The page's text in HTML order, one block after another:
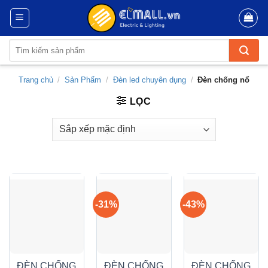
Skip
content
kiếm:
Trang chủ / Sản Phẩm / Đèn led chuyên dụng / Đèn chống nổ
LỌC
-31% -43%